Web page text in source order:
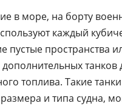
в море, на борту
каждый
пустые пространства
топлива. Такие
и типа судна,